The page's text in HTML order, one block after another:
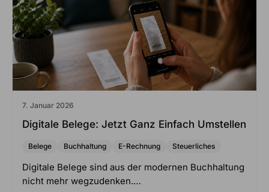
7. Januar 2026
Digitale Belege: Jetzt Ganz Einfach Umstellen
Belege Buchhaltung E-Rechnung Steuerliches
Digitale Belege sind aus der modernen Buchhaltung
nicht mehr wegzudenken.…